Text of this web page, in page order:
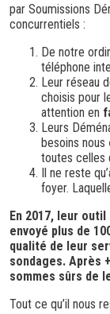
par Soumissions
concurrentiels :
De notre
téléphone
Leur réseau
choisis pour
attention en
Leurs
besoins nous
toutes celles
Il ne reste
foyer.
En 2017, leur
envoyé plus de
qualité de leur
sondages. Après
sommes sûrs de
Tout ce qu’il nous